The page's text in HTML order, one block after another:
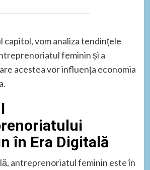
capitol, vom analiza tendințele
feminin și a
acestea vor influența economia
în Era Digitală
antreprenoriatul feminin este în